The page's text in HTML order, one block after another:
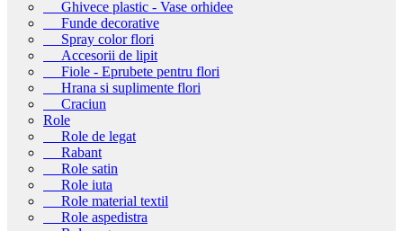
Ghivece plastic - Vase orhidee
Funde decorative
Spray color flori
Accesorii de lipit
Fiole - Eprubete pentru flori
Hrana si suplimente flori
Craciun
Role
Role de legat
Rabant
Role satin
Role iuta
Role material textil
Role aspedistra